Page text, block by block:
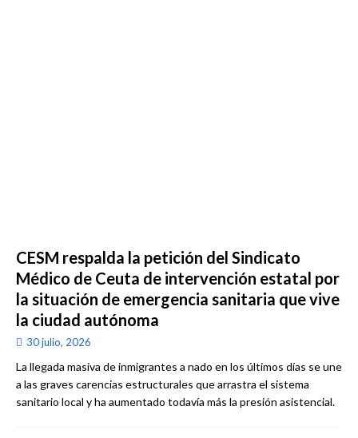
CESM respalda la petición del Sindicato
Médico de Ceuta de intervención estatal por
la situación de emergencia sanitaria que vive
la ciudad autónoma
30 julio, 2026
La llegada masiva de inmigrantes a nado en los últimos días se une
a las graves carencias estructurales que arrastra el sistema
sanitario local y ha aumentado todavía más la presión asistencial.